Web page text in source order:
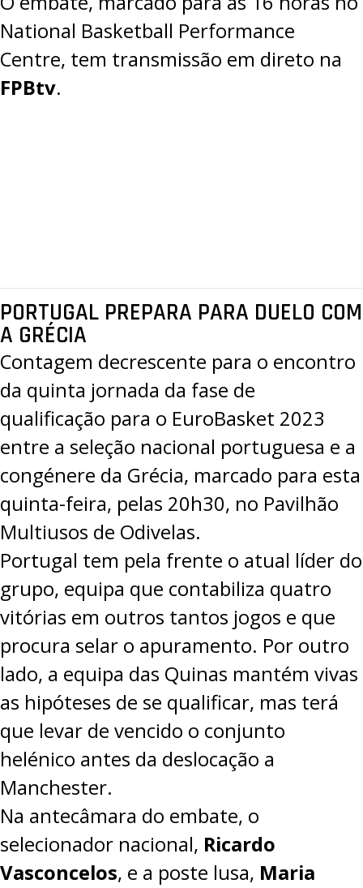
National Basketball Performance
Centre, tem transmissão em direto na
FPBtv.
PORTUGAL PREPARA PARA DUELO COM
A GRÉCIA
Contagem decrescente para o encontro
da quinta jornada da fase de
qualificação para o EuroBasket 2023
entre a seleção nacional portuguesa e a
congénere da Grécia, marcado para esta
quinta-feira, pelas 20h30, no Pavilhão
Multiusos de Odivelas.
Portugal tem pela frente o atual líder do
grupo, equipa que contabiliza quatro
vitórias em outros tantos jogos e que
procura selar o apuramento. Por outro
lado, a equipa das Quinas mantém vivas
as hipóteses de se qualificar, mas terá
que levar de vencido o conjunto
helénico antes da deslocação a
Manchester.
Na antecâmara do embate, o
selecionador nacional, Ricardo
Vasconcelos, e a poste lusa, Maria